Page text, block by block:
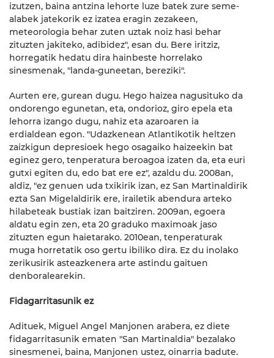
izutzen, baina antzina lehorte luze batek zure seme-
alabek jatekorik ez izatea eragin zezakeen,
meteorologia behar zuten uztak noiz hasi behar
zituzten jakiteko, adibidez", esan du. Bere iritziz,
horregatik hedatu dira hainbeste horrelako
sinesmenak, "landa-guneetan, bereziki".
Aurten ere, gurean dugu. Hego haizea nagusituko da
ondorengo egunetan, eta, ondorioz, giro epela eta
lehorra izango dugu, nahiz eta azaroaren ia
erdialdean egon. "Udazkenean Atlantikotik heltzen
zaizkigun depresioek hego osagaiko haizeekin bat
eginez gero, tenperatura beroagoa izaten da, eta euri
gutxi egiten du, edo bat ere ez", azaldu du. 2008an,
aldiz, "ez genuen uda txikirik izan, ez San Martinaldirik
ezta San Migelaldirik ere, irailetik abendura arteko
hilabeteak bustiak izan baitziren. 2009an, egoera
aldatu egin zen, eta 20 graduko maximoak jaso
zituzten egun haietarako. 2010ean, tenperaturak
muga horretatik oso gertu ibiliko dira. Ez du inolako
zerikusirik asteazkenera arte astindu gaituen
denboralearekin.
Fidagarritasunik ez
Adituek, Miguel Angel Manjonen arabera, ez diete
fidagarritasunik ematen "San Martinaldia" bezalako
sinesmenei, baina, Manjonen ustez, oinarria badute.